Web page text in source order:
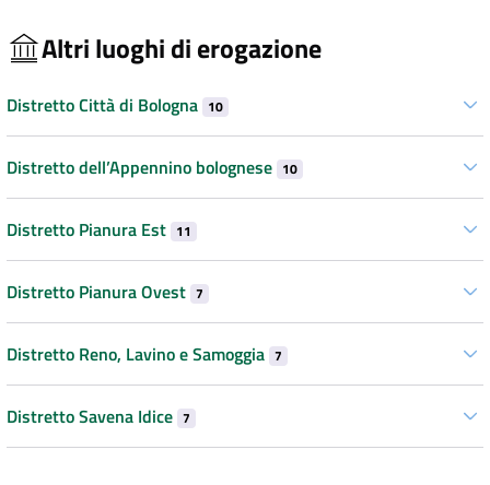
Altri luoghi di erogazione
Distretto Città di Bologna 10
Distretto dell’Appennino bolognese 10
Distretto Pianura Est 11
Distretto Pianura Ovest 7
Distretto Reno, Lavino e Samoggia 7
Distretto Savena Idice 7